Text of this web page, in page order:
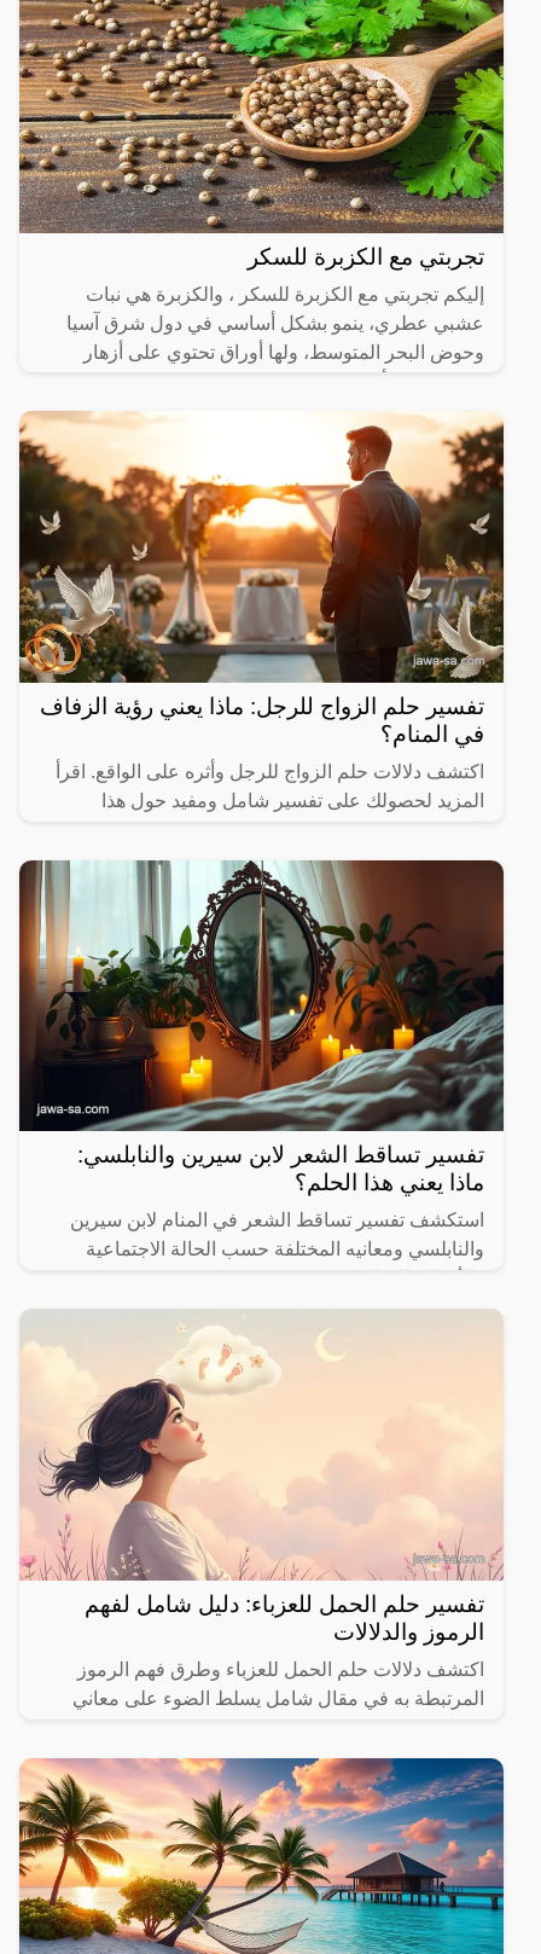
تجربتي مع الكزبرة للسكر
إليكم تجربتي مع الكزبرة للسكر ، والكزبرة هي نبات
عشبي عطري، ينمو بشكل أساسي في دول شرق آسيا
وحوض البحر المتوسط، ولها أوراق تحتوي على أزهار
تفسير حلم الزواج للرجل: ماذا يعني رؤية الزفاف
في المنام؟
اكتشف دلالات حلم الزواج للرجل وأثره على الواقع. اقرأ
المزيد لحصولك على تفسير شامل ومفيد حول هذا
تفسير تساقط الشعر لابن سيرين والنابلسي:
ماذا يعني هذا الحلم؟
استكشف تفسير تساقط الشعر في المنام لابن سيرين
والنابلسي ومعانيه المختلفة حسب الحالة الاجتماعية
تفسير حلم الحمل للعزباء: دليل شامل لفهم
الرموز والدلالات
اكتشف دلالات حلم الحمل للعزباء وطرق فهم الرموز
المرتبطة به في مقال شامل يسلط الضوء على معاني